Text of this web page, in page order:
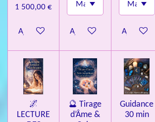
1 500,00 €
Ajouter au panierAjouter au panierAjouter
🌌
LECTURE
🔮 Tirage
d’Âme &
Guidance
30 min